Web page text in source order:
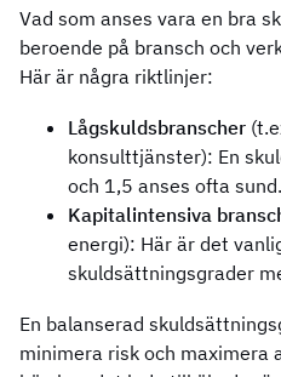
Vad som anses vara en bra
beroende på bransch och
Här är några riktlinjer:
Lågskuldsbranscher
konsulttjänster): En
och 1,5 anses ofta sund.
Kapitalintensiva
energi): Här är det
skuldsättningsgrader
En balanserad
minimera risk och maximera